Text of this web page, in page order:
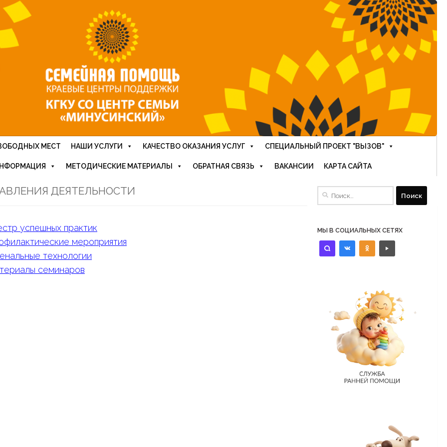
МЕСТ НАШИ УСЛУГИ КАЧЕСТВО ОКАЗАНИЯ УСЛУГ СПЕЦИАЛЬНЫЙ ПРОЕКТ "ВЫЗОВ"
МЕТОДИЧЕСКИЕ МАТЕРИАЛЫ ОБРАТНАЯ СВЯЗЬ ВАКАНСИИ КАРТА САЙТА
ДЕЯТЕЛЬНОСТИ
успешных практик
мероприятия
технологии
семинаров
Найти:
МЫ В СОЦИАЛЬНЫХ СЕТЯХ
identica vkontakteodnoklassniki
controls-
play